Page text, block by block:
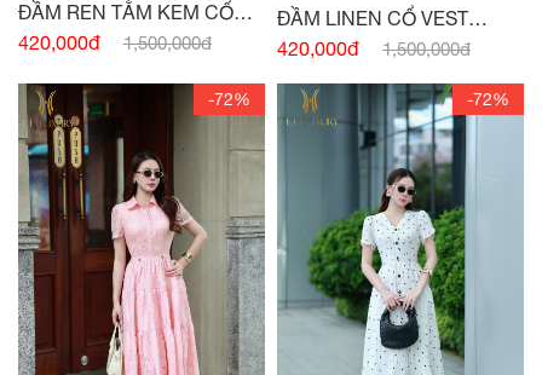
ĐẦM REN TẰM KEM CỔ
ĐỨC
420,000đ 1,500,000đ
ĐẦM LINEN CỔ VEST
VÀNG BƠ ĐAI EO
420,000đ 1,500,000đ
-72% -72%